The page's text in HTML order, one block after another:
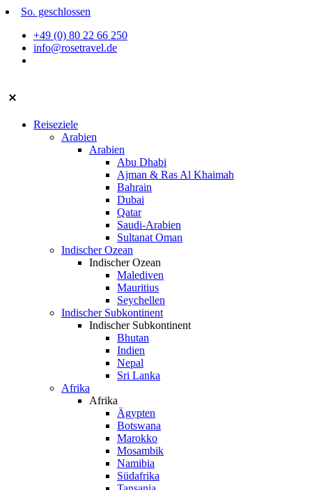
Zum
springen
So. geschlossen
+49 (0) 80 22 66 250
info@rosetravel.de
Reiseziele
Arabien
Arabien
Abu Dhabi
Ajman & Ras Al Khaimah
Bahrain
Dubai
Qatar
Saudi-Arabien
Sultanat Oman
Indischer Ozean
Indischer Ozean
Malediven
Mauritius
Seychellen
Indischer Subkontinent
Indischer Subkontinent
Bhutan
Indien
Nepal
Sri Lanka
Afrika
Afrika
Ägypten
Botswana
Marokko
Mosambik
Namibia
Südafrika